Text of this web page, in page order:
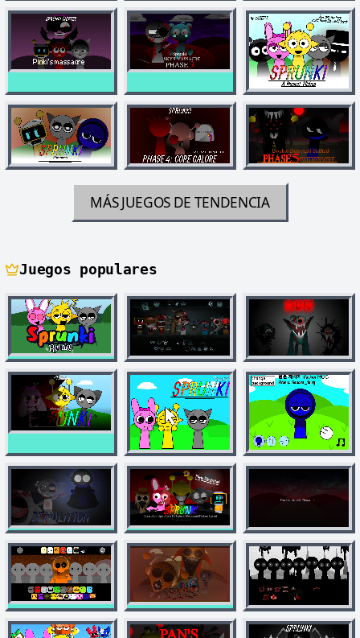
MÁS JUEGOS DE TENDENCIA
Juegos populares